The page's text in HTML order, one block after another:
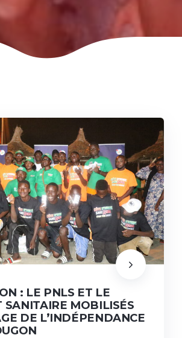
: LE PNLS ET LE
SANITAIRE MOBILISÉS
DE L’INDÉPENDANCE